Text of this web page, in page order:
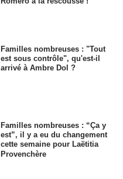
Familles nombreuses : "Tout
est sous contrôle", qu'est-il
arrivé à Ambre Dol ?
Familles nombreuses : “Ça y
est”, il y a eu du changement
cette semaine pour Laëtitia
Provenchère